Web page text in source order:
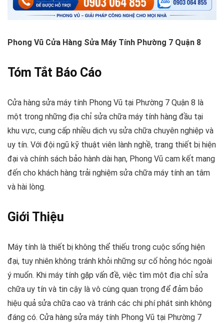
Phong Vũ Cửa Hàng Sửa Máy Tính Phường 7 Quận 8
Tóm Tắt Báo Cáo
Cửa hàng sửa máy tính Phong Vũ tại Phường 7 Quận 8 là
một trong những địa chỉ sửa chữa máy tính hàng đầu tại
khu vực, cung cấp nhiều dịch vụ sửa chữa chuyên nghiệp và
uy tín. Với đội ngũ kỹ thuật viên lành nghề, trang thiết bị hiện
đại và chính sách bảo hành dài hạn, Phong Vũ cam kết mang
đến cho khách hàng trải nghiệm sửa chữa máy tính an tâm
và hài lòng.
Giới Thiệu
Máy tính là thiết bị không thể thiếu trong cuộc sống hiện
đại, tuy nhiên không tránh khỏi những sự cố hỏng hóc ngoài
ý muốn. Khi máy tính gặp vấn đề, việc tìm một địa chỉ sửa
chữa uy tín và tin cậy là vô cùng quan trọng để đảm bảo
hiệu quả sửa chữa cao và tránh các chi phí phát sinh không
đáng có. Cửa hàng sửa máy tính Phong Vũ tại Phường 7